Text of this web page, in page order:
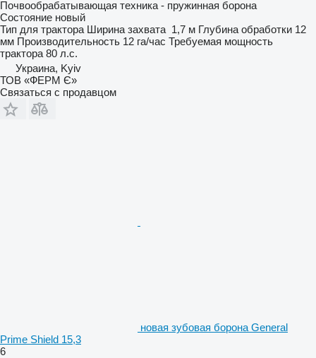
Почвообрабатывающая техника - пружинная борона
Состояние новый
Тип для трактора Ширина захвата 1,7 м Глубина обработки 12
мм Производительность 12 га/час Требуемая мощность
трактора 80 л.с.
Украина, Kyiv
ТОВ «ФЕРМ Є»
Связаться с продавцом
новая зубовая борона General
Prime Shield 15,3
6